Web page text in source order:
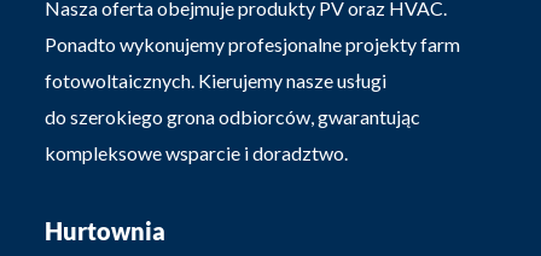
Nasza oferta obejmuje produkty PV oraz HVAC.
Ponadto wykonujemy profesjonalne projekty farm
fotowoltaicznych. Kierujemy nasze usługi
do szerokiego grona odbiorców, gwarantując
kompleksowe wsparcie i doradztwo.
Hurtownia